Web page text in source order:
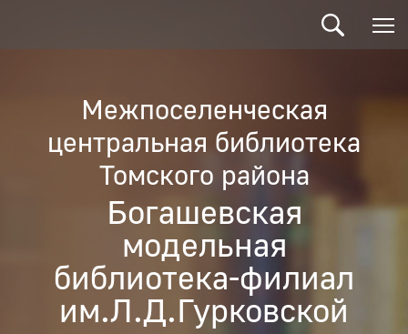
Межпоселенческая
центральная библиотека
Томского района
Богашевская
модельная
библиотека-филиал
им.Л.Д.Гурковской